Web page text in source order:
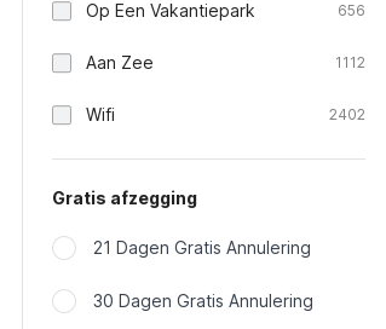
Op Een Vakantiepark 656
Aan Zee 1112
Wifi 2402
Gratis afzegging
21 Dagen Gratis Annulering
30 Dagen Gratis Annulering